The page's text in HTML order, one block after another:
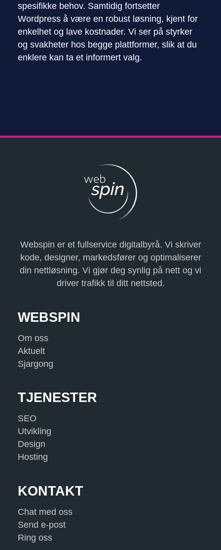
spesifikke behov. Samtidig fortsetter
Wordpress å være en robust løsning, kjent for
enkelhet og lave kostnader. Vi ser på styrker
og svakheter hos begge plattformer, slik at du
enklere kan ta et informert valg.
Webspin er et fullservice digitalbyrå. Vi skriver
kode, designer, markedsfører og optimaliserer
din nettløsning. Vi gjør deg synlig på nett og vi
driver trafikk til ditt nettsted.
WEBSPIN
Om oss
Aktuelt
Sjargong
TJENESTER
SEO
Utvikling
Design
Hosting
KONTAKT
Chat med oss
Send e-post
Ring oss